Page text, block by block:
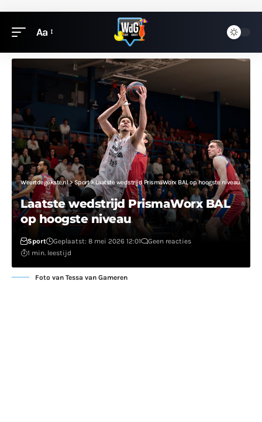
Aa
Weertdegekste.nl>Sport>Laatste wedstrijd PrismaWorx BAL op hoogste niveau
Laatste wedstrijd PrismaWorx BAL
op hoogste niveau
Sport Geplaatst: 8 mei 2026 12:01
Geen reacties
1 min. leestijd
Foto van Tessa van Gameren